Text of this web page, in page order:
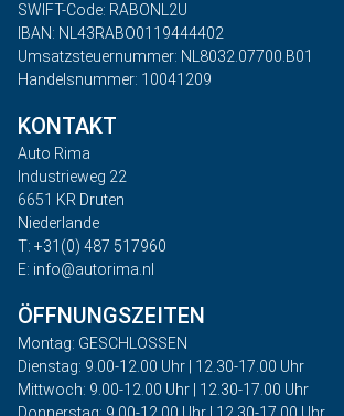
SWIFT-Code: RABONL2U
IBAN: NL43RABO0119444402
Umsatzsteuernummer: NL8032.07700.B01
Handelsnummer: 10041209
KONTAKT
Auto Rima
Industrieweg 22
6651 KR Druten
Niederlande
T: +31(0) 487 517960
E: info@autorima.nl
ÖFFNUNGSZEITEN
Montag: GESCHLOSSEN
Dienstag: 9.00-12.00 Uhr | 12.30-17.00 Uhr
Mittwoch: 9.00-12.00 Uhr | 12.30-17.00 Uhr